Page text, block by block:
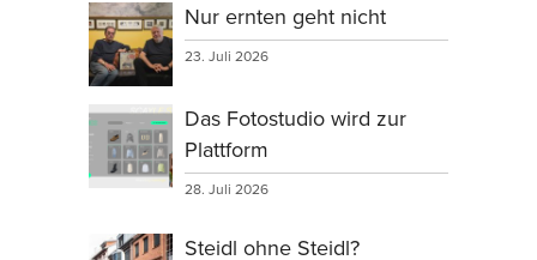
Nur ernten geht nicht
23. Juli 2026
Das Fotostudio wird zur
Plattform
28. Juli 2026
Steidl ohne Steidl?